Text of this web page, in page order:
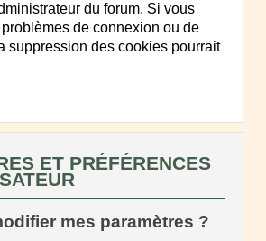
du forum. Si vous
de connexion ou de
suppression des cookies pourrait
ET PRÉFÉRENCES
mes paramètres ?